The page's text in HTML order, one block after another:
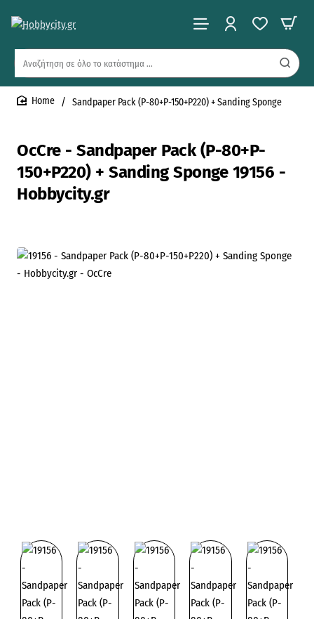
Αναζήτηση
όλο
το
OcCre - Sandpaper Pack (P-80+P-
150+P220) + Sanding Sponge 19156 -
Hobbycity.gr
Sandpaper Pack (P-80+P-150+P220) + Sanding Sponge